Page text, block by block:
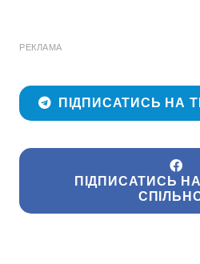
РЕКЛАМА
ПІДПИСАТИСЬ НА
ПІДПИСАТИСЬ НА